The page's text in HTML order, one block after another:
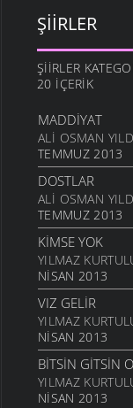
DURDUM
10 ARALIK 2011
ANAM
3 ARALIK 2011
27 KASIM 2011
BILEMEDIM
24 KASIM 2011
VARDIR
5 KASIM 2011
TOPRAKTIR
5 KASIM 2011
BITTI
22 AĞUSTOS
GENÇIYAN
15 AĞUSTOS
ALDIRMA
13 AĞUSTOS
ŞIIRLER
ŞIIRLER
20 İÇERIK
MADDIYAT
ALI OSMAN
TEMMUZ 2013
DOSTLAR
ALI OSMAN
TEMMUZ 2013
KIMSE YOK
YILMAZ
NISAN 2013
VIZ GELIR
YILMAZ
NISAN 2013
BITSIN GITSIN
YILMAZ
NISAN 2013